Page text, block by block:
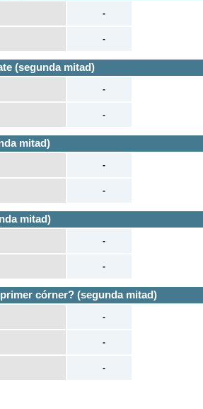
-
-
(segunda mitad)
-
-
mitad)
-
-
mitad)
-
-
córner? (segunda mitad)
-
-
-